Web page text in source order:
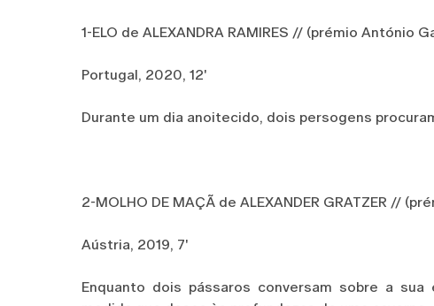
1-ELO de ALEXANDRA RAMIRES // (prémio António
Portugal, 2020, 12'
Durante um dia anoitecido, dois persogens
2-MOLHO DE MAÇÃ de ALEXANDER GRATZER //
Aústria, 2019, 7'
Enquanto dois pássaros conversam sobre a